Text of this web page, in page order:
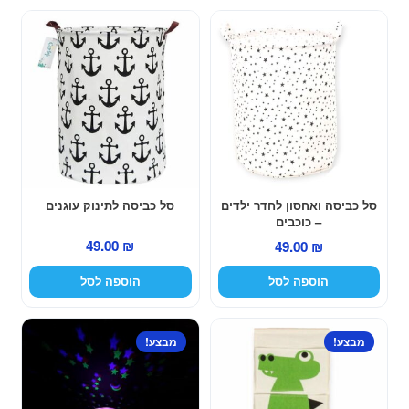
סל כביסה ואחסון לחדר ילדים
– כוכבים
49.00 ₪
הוספה לסל
סל כביסה לתינוק עוגנים
49.00 ₪
הוספה לסל
מבצע! מבצע!